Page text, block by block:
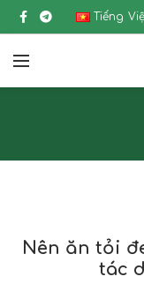
Tiếng
Nên ăn tỏi
tác